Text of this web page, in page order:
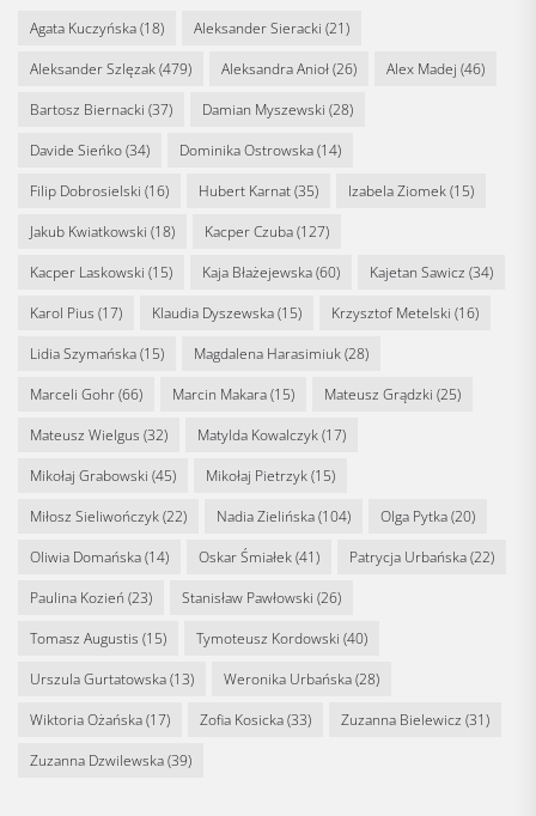
Agata Kuczyńska(18) Aleksander Sieracki (21)
Aleksander Szlęzak(479) Aleksandra Anioł(26) Alex Madej (46)
Bartosz Biernacki (37) Damian Myszewski (28)
Davide Sieńko(34) Dominika Ostrowska(14)
Filip Dobrosielski (16) Hubert Karnat(35) Izabela Ziomek(15)
Jakub Kwiatkowski (18) Kacper Czuba(127)
Kacper Laskowski (15) Kaja Błażejewska(60) Kajetan Sawicz (34)
Karol Pius (17) Klaudia Dyszewska(15) Krzysztof Metelski (16)
Lidia Szymańska(15) Magdalena Harasimiuk(28)
Marceli Gohr(66) Marcin Makara(15) Mateusz Grądzki (25)
Mateusz Wielgus (32) Matylda Kowalczyk(17)
Mikołaj Grabowski (45) Mikołaj Pietrzyk(15)
Miłosz Sieliwończyk(22) Nadia Zielińska(104) Olga Pytka(20)
Oliwia Domańska(14) Oskar Śmiałek(41) Patrycja Urbańska(22)
Paulina Kozień (23) Stanisław Pawłowski (26)
Tomasz Augustis (15) Tymoteusz Kordowski (40)
Urszula Gurtatowska(13) Weronika Urbańska(28)
Wiktoria Ożańska(17) Zofia Kosicka(33) Zuzanna Bielewicz (31)
Zuzanna Dzwilewska(39)